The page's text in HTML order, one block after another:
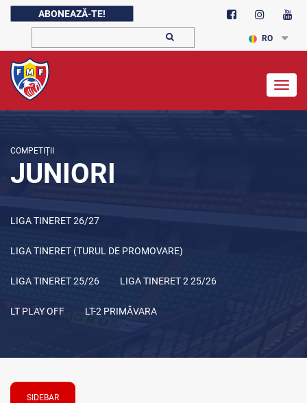
ABONEAZĂ-TE!
RO
COMPETIȚII
JUNIORI
LIGA TINERET 26/27
LIGA TINERET (TURUL DE PROMOVARE)
LIGA TINERET 25/26 LIGA TINERET 2 25/26
LT PLAY OFF LT-2 PRIMĂVARA
SIDEBAR